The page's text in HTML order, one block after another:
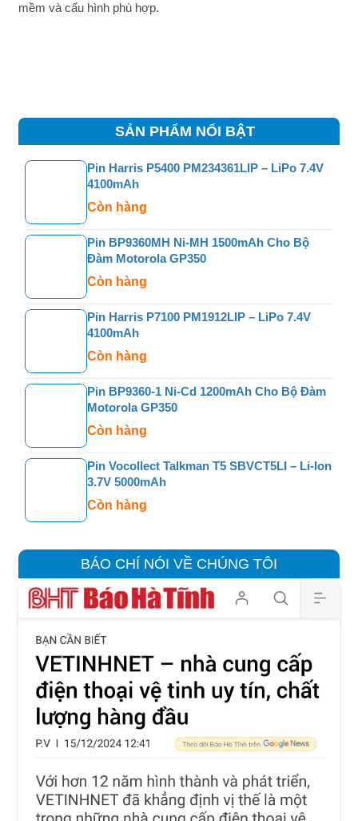
mềm và cấu hình phù hợp.
SẢN PHẨM NỔI BẬT
Pin Harris P5400 PM234361LIP – LiPo 7.4V
4100mAh
Còn hàng
Pin BP9360MH Ni-MH 1500mAh Cho Bộ
Đàm Motorola GP350
Còn hàng
Pin Harris P7100 PM1912LIP – LiPo 7.4V
4100mAh
Còn hàng
Pin BP9360-1 Ni-Cd 1200mAh Cho Bộ Đàm
Motorola GP350
Còn hàng
Pin Vocollect Talkman T5 SBVCT5LI – Li-Ion
3.7V 5000mAh
Còn hàng
BÁO CHÍ NÓI VỀ CHÚNG TÔI